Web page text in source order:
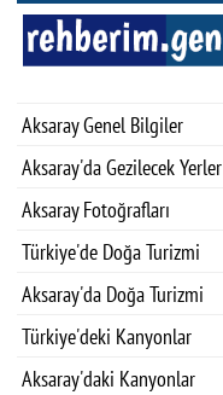
Aksaray Genel Bilgiler
Aksaray'da Gezilecek Yerler
Aksaray Fotoğrafları
Türkiye'de Doğa Turizmi
Aksaray'da Doğa Turizmi
Türkiye'deki Kanyonlar
Aksaray'daki Kanyonlar